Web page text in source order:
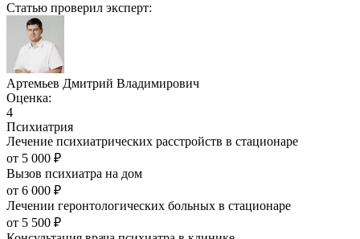
Статью проверил эксперт:
Артемьев Дмитрий Владимирович
Оценка:
4
Психиатрия
Лечение психиатрических расстройств в стационаре
от 5 000 ₽
Вызов психиатра на дом
от 6 000 ₽
Лечении геронтологических больных в стационаре
от 5 500 ₽